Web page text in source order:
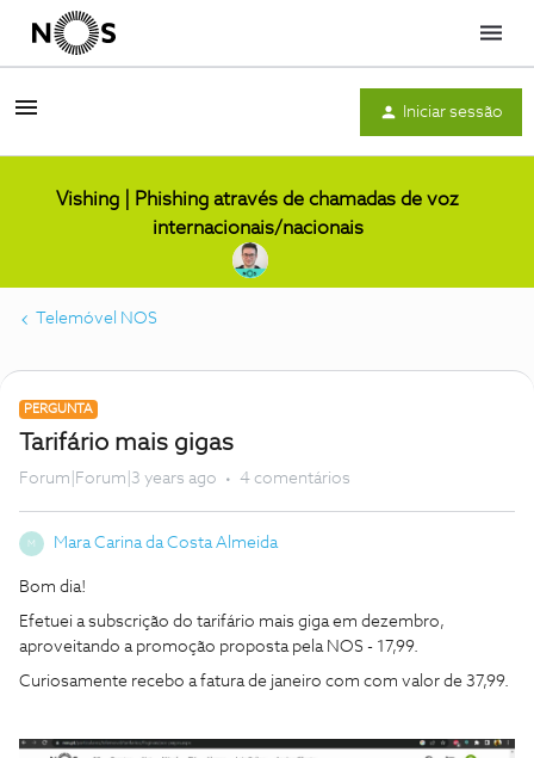
Menu
Iniciar sessão
Vishing | Phishing através de chamadas de voz
internacionais/nacionais
Telemóvel NOS
PERGUNTA
Tarifário mais gigas
Forum|Forum|3 years ago 4 comentários
M Mara Carina da Costa Almeida
Bom dia!
Efetuei a subscrição do tarifário mais giga em dezembro,
aproveitando a promoção proposta pela NOS - 17,99.
Curiosamente recebo a fatura de janeiro com com valor de 37,99.